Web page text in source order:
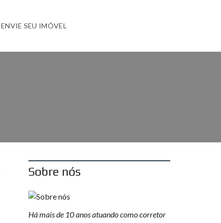
ENVIE SEU IMÓVEL
Sobre nós
Há mais de 10 anos atuando como corretor